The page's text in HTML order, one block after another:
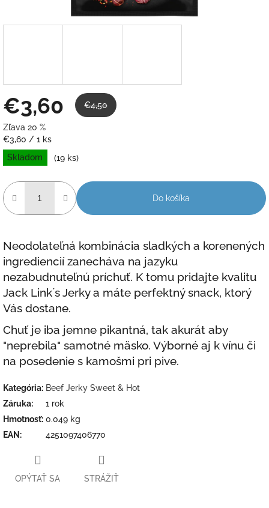
€3,60 €4,50
Zľava 20 %
Jednotková
cena:
€3,60 / 1 ks
Skladom
(19 ks)
Do košíka
Neodolateľná kombinácia sladkých a korenených
ingrediencií zanecháva na jazyku
nezabudnuteľnú príchuť. K tomu pridajte kvalitu
Jack Link´s Jerky a máte perfektný snack, ktorý
Vás dostane.
Chuť je iba jemne pikantná, tak akurát aby
"neprebila" samotné mäsko. Výborné aj k vínu či
na posedenie s kamošmi pri pive.
Kategória: Beef Jerky Sweet & Hot
Záruka:
1 rok
Hmotnosť: 0.049 kg
EAN : 4251097406770
OPÝTAŤ SA STRÁŽIŤ